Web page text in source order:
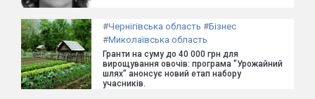
#Чернігівська область #Бізнес
#Миколаївська область
Гранти на суму до 40 000 грн для
вирощування овочів: програма "Урожайний
шлях" анонсує новий етап набору
учасників.